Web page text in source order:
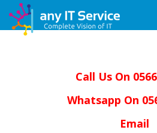
Call Us On
Whatsapp On
Email